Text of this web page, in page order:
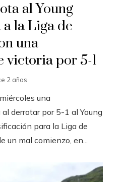
al Young
a la Liga de
una
victoria por 5-1
2 años
una
derrotar por 5-1 al Young
para la Liga de
un mal comienzo, en...